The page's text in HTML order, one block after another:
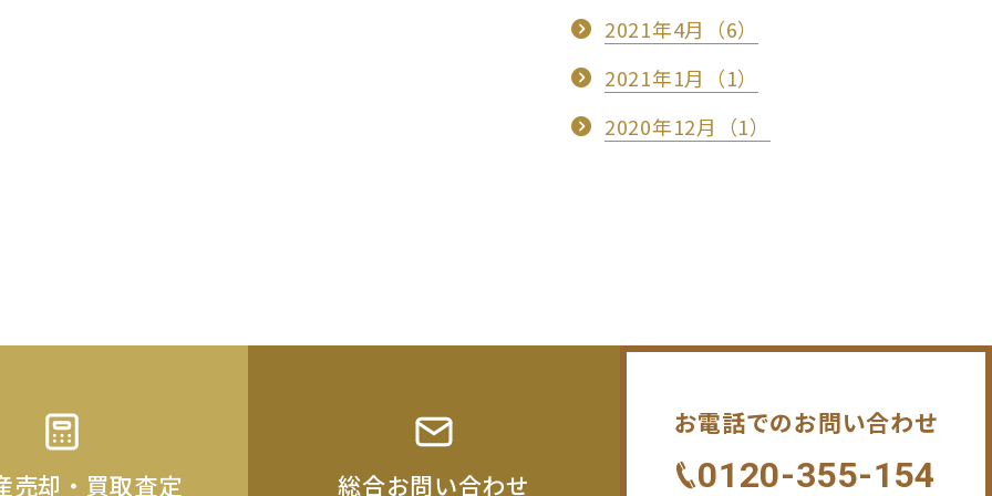
2021年4月（6）
2021年1月（1）
2020年12月（1）
売却・買取査定 総合お問い合わせ
お電話でのお問い合わせ
0120-355-154